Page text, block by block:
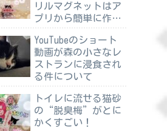
リルマグネットはア
プリから簡単に作れ
YouTubeのショート
動画が森の小さなレ
ストランに浸食され
る件について
トイレに流せる猫砂
の“脱臭梅”がとに
かくすごい！